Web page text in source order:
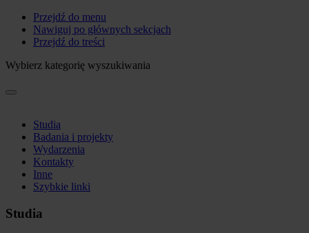
Przejdź do menu
Nawiguj po głównych sekcjach
Przejdź do treści
Wybierz kategorię wyszukiwania
Studia
Badania i projekty
Wydarzenia
Kontakty
Inne
Szybkie linki
Studia